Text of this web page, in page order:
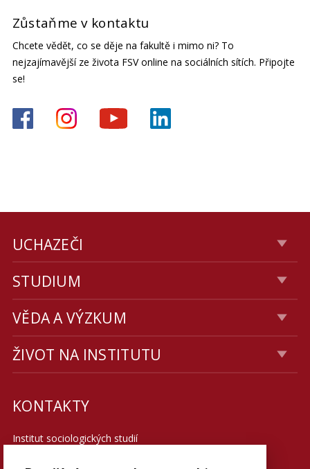
Zůstaňme v kontaktu
Chcete vědět, co se děje na fakultě i mimo ni? To
nejzajímavější ze života FSV online na sociálních sítích. Připojte
se!
UCHAZEČI
STUDIUM
VĚDA A VÝZKUM
ŽIVOT NA INSTITUTU
KONTAKTY
Institut sociologických studií